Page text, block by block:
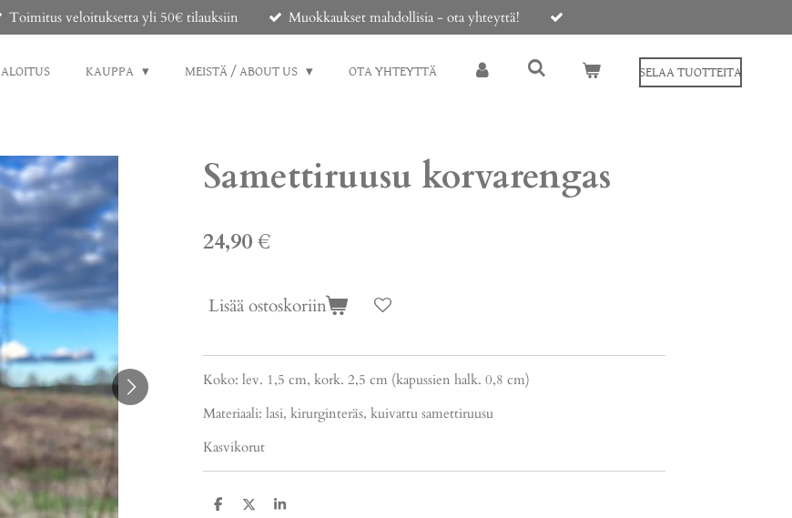
Toimitus veloituksetta yli 50€ tilauksiin Muokkaukset mahdollisia - ota yhteyttä!
ALOITUS KAUPPA MEISTÄ / ABOUT US OTA YHTEYTTÄ SELAA TUOTTEITA
Samettiruusu korvarengas
24,90 €
Lisää ostoskoriin
Koko: lev. 1,5 cm, kork. 2,5 cm (kapussien halk. 0,8 cm)
Materiaali: lasi, kirurginteräs, kuivattu samettiruusu
Kasvikorut
J
J
J